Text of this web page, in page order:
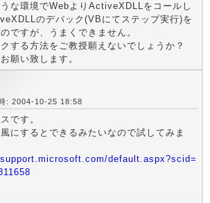
な環境でWebよりActiveXDLLをコールし
のデバック(VBにてステップ実行)を
ですが、うまくできません。
する方法をご教授願えないでしょうか？
願い致します。
: 2004-10-25 18:58
です。
にするとできるみたいなので試してみま
default.aspx?scid=